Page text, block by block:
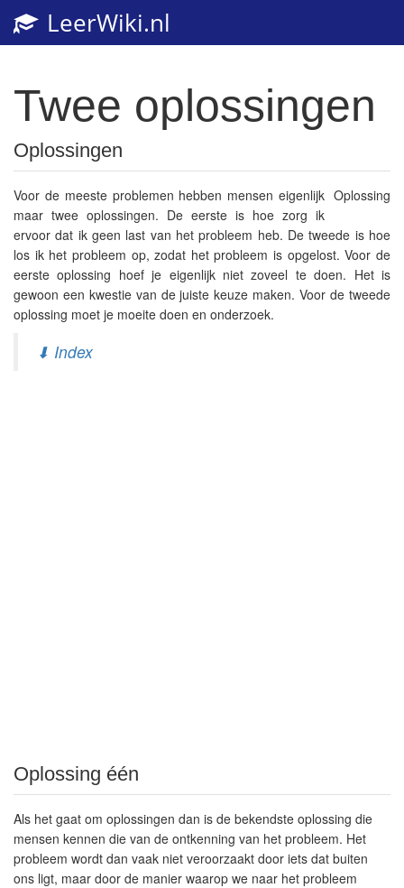
LeerWiki.nl
Twee oplossingen
Oplossingen
Oplossing
Voor de meeste problemen hebben mensen eigenlijk
maar twee oplossingen. De eerste is hoe zorg ik
ervoor dat ik geen last van het probleem heb. De tweede is hoe
los ik het probleem op, zodat het probleem is opgelost. Voor de
eerste oplossing hoef je eigenlijk niet zoveel te doen. Het is
gewoon een kwestie van de juiste keuze maken. Voor de tweede
oplossing moet je moeite doen en onderzoek.
⬇ Index
Oplossing één
Als het gaat om oplossingen dan is de bekendste oplossing die
mensen kennen die van de ontkenning van het probleem. Het
probleem wordt dan vaak niet veroorzaakt door iets dat buiten
ons ligt, maar door de manier waarop we naar het probleem